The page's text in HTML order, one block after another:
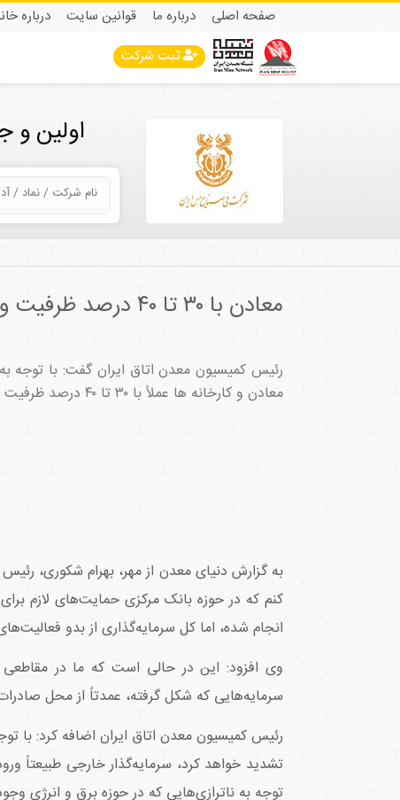
صفحه اصلی درباره ما قوانین سایت درباره
ثبت شرکت
اولین و
معادن با ۳۰ تا ۴۰ درصد ظرفیت واقعی کار می‌کنند
رئیس کمیسیون معدن اتاق ایران گفت: با توجه
معادن و کارخانه ها عملاً با ۳۰ تا ۴۰ درصد ظرفیت خود کار می‌کنند.
به گزارش دنیای معدن از مهر، بهرام شکوری،
کنم که در حوزه بانک مرکزی حمایت‌های لازم
انجام شده، اما کل سرمایه‌گذاری از بدو فعالیت‌های معدنی در کشور
سرمایه‌هایی که شکل گرفته، عمدتاً از محل
رئیس کمیسیون معدن اتاق ایران اضافه کرد: با
تشدید خواهد کرد، سرمایه‌گذار خارجی طبیعتاً
توجه به ناترازی‌هایی که در حوزه برق و انرژی وجود دارد، عملاً با ۳۰ تا ۴۰